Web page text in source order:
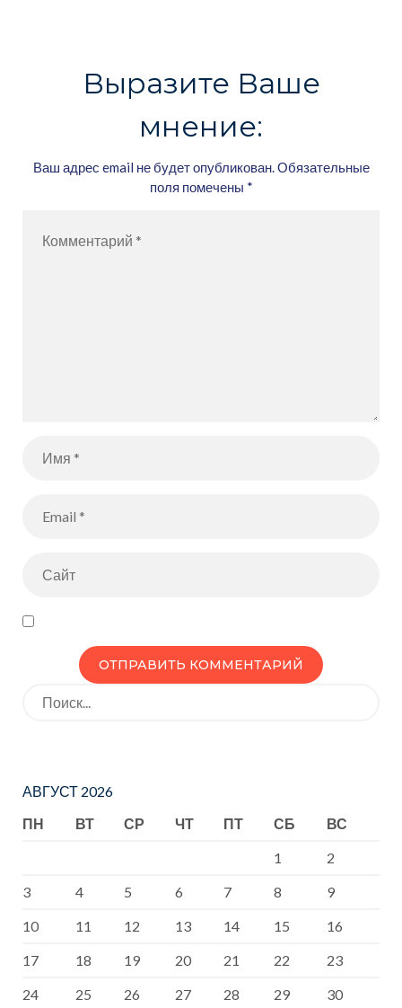
обучающиес
я 10 класса
3 посетили в/
Выразите Ваше
мнение:
Ваш адрес email не будет опубликован.Обязательные
поля помечены *
Искать:
АВГУСТ 2026
ПН
ВТ СР ЧТ ПТ СБ
ВС
1
2
3
4 5 6 7 8
9
10
11 12 13 14 15
16
17
18 19 20 21 22
23
24
25 26 27 28 29 30